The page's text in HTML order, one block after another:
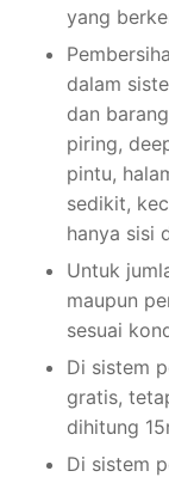
yang
dalam
dan
piring,
pintu,
sedikit,
hanya sisi
Untuk
maupun
sesuai
Di sistem
gratis,
dihitung
Di sistem